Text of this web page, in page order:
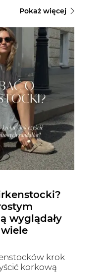
Pokaż więcej
wyglądały
krok
korkową